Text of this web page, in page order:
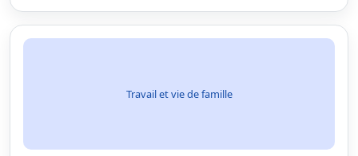
Travail et vie de famille